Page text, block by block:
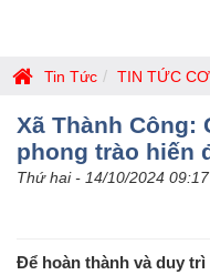
Tin Tức TIN TỨC
Xã Thành
phong trào hiến
Thứ hai - 14/10/2024 09:17
Để hoàn thành và duy